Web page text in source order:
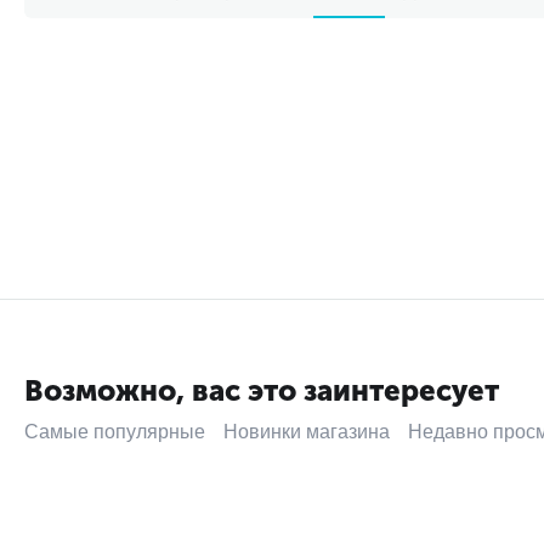
Возможно, вас это заинтересует
Самые популярные Новинки магазина Недавно